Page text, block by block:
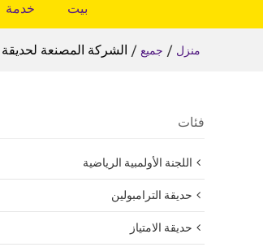
بيت خدمة
منزل / جميع / الشركة المصنعة لحديقة
فئات
اللجنة الأولمبية الرياضية
حديقة الترامبولين
حديقة الامتياز